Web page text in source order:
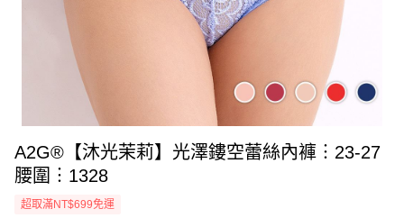
A2G®【沐光茉莉】光澤鏤空蕾絲內褲︙23-27
腰圍︙1328
超取滿NT$699免運